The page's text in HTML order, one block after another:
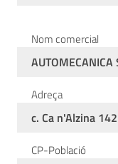
Nom comercial
AUTOMECANICA
Adreça
c. Ca n'Alzina 142
CP-Població